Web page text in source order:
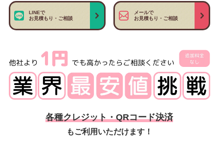
LINEで
お見積もり・ご相談
メールで
お見積もり・ご相談
各種クレジット・QRコード決済
もご利用いただけます！